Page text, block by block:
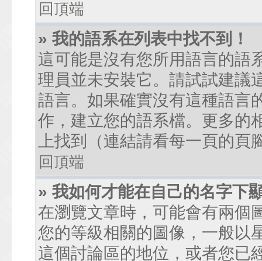
回頂端
» 我的語系在列表中找不到！
這可能是沒有您所用語言的語
理員並未安裝它。請試試建議
語言。如果確實沒有這種語言
作，建立您的語系檔。更多的
上找到（連結請看每一頁的頁
回頂端
» 我如何才能在自己的名字下
在瀏覽文章時，可能會有兩個
您的等級相關的圖像，一般以
這個討論區的地位，或者您已